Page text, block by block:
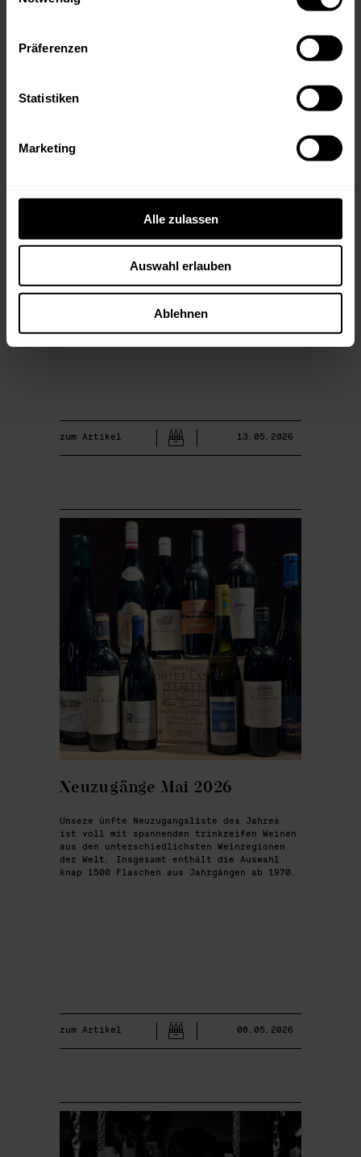
Präferenzen
Statistiken
Marketing
Alle zulassen
Auswahl erlauben
Ablehnen
Streng limitierte Kracher
Kollektionskisten
Die streng limitierten Kracher
Kollektionskisten geniessen Kultstatus und
hochwertigen Kisten und der Langlebigkeit
zum Artikel 13.05.2026
Neuzugänge Mai 2026
Unsere ünfte Neuzugangsliste des Jahres
ist voll mit spannenden trinkreifen Weinen
aus den unterschiedlichsten Weinregionen
der Welt. Insgesamt enthält die Auswahl
knap 1500 Flaschen aus Jahrgängen ab 1970.
zum Artikel 08.05.2026